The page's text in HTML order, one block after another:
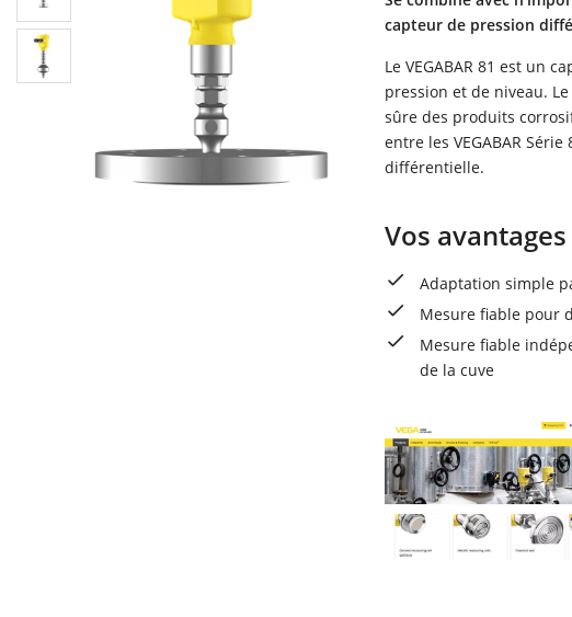
capteur de pression
Le VEGABAR 81 est un
pression et de niveau.
sûre des produits
entre les VEGABAR
différentielle.
Vos avantages
Adaptation simple
Mesure fiable pour
Mesure fiable
de la cuve